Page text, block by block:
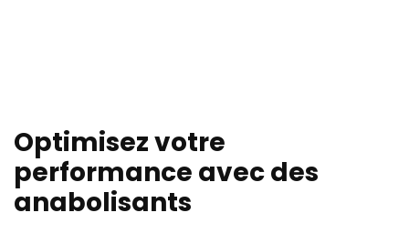
Optimisez votre
performance avec des
anabolisants